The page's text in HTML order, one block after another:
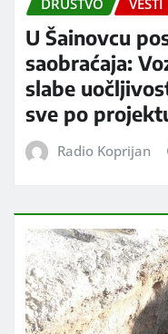
DRUŠTVO VESTI
U Šainovcu
saobraćaja:
slabe
sve po
Radio Koprijan